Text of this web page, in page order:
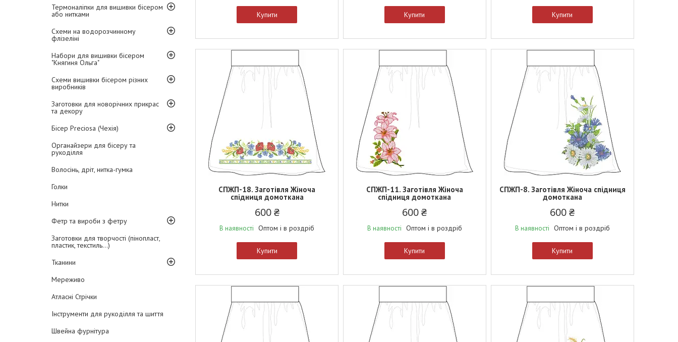
Термоналіпки для вишивки бісером
або нитками
Схеми на водорозчинному
флізеліні
Набори для вишивки бісером
"Княгиня Ольга"
Схеми вишивки бісером різних
виробників
Заготовки для новорічних прикрас
та декору
Бісер Preciosa (Чехія)
Органайзери для бісеру та
рукоділля
Волосінь, дріт, нитка-гумка
Голки
Нитки
Фетр та вироби з фетру
Заготовки для творчості (пінопласт,
пластик, текстиль...)
Тканини
Мереживо
Атласні Стрічки
Інструменти для рукоділля та шиття
Швейна фурнітура
Купити Купити Купити
СПЖП-18. Заготівля Жіноча
спідниця домоткана
600 ₴
В наявності Оптом і в роздріб
Купити
СПЖП-11. Заготівля Жіноча
спідниця домоткана
600 ₴
В наявності Оптом і в роздріб
Купити
СПЖП-8. Заготівля Жіноча спідниця
домоткана
600 ₴
В наявності Оптом і в роздріб
Купити